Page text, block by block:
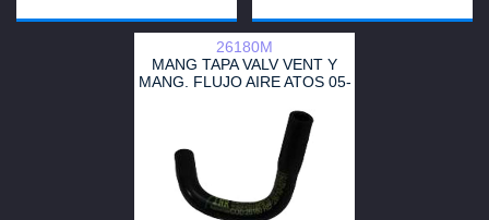
26180M
MANG TAPA VALV VENT Y
MANG. FLUJO AIRE ATOS 05-